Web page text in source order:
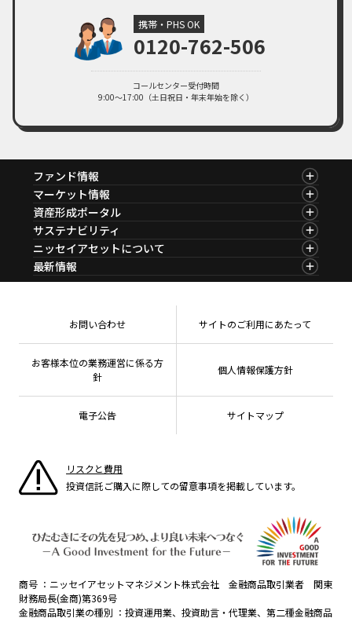
臨時レポート「9月FOMC 約4年半ぶりとなる利下げを決定」
臨時レポート「米国の景気減速懸念から金融市場は不安定な展開に」
2024年08月06日
携帯・PHS OK
0120-762-506
コールセンター受付時間
9:00～17:00（土日祝日・年末年始を除く）
ファンド情報
ファンド情報TOP
基準価額一覧
ファンド検索
ファンド比較
決算カレンダー
海外休日カレンダー
投資信託新商品のご案内
ちょこっと3分！ファンドシアター
有価証券届出書の効力の発生の有無について
こだわりのインデックスファンド 購入・換金手数料
なしシリーズ
確定拠出年金について
マーケット情報
マーケット情報TOP
マーケット指数
マーケットレポート
コラム
ファンドレポート
資産形成ポータル
資産形成ポータルTOP
資産形成サービス
Nダイレクト
資産形成サポート
NAMシティ
お問い合わせ
よくあるご質問
サステナビリティ
サステナビリティTOP
サステナビリティ経営
サステナブル投資
ニッセイアセットについて
ニッセイアセットについてTOP
会社情報
方針・その他開示情報
公式キャラクターのご紹介
最新情報
マーケットニュース
メディアお問い合わせ サイトのご利用にあたって
お客様本位の業務運営に係る方
針
個人情報保護方針
電子公告 サイトマップ
リスクと費用
投資信託ご購入に際しての留意事項を掲載しています。
商号
ニッセイアセットマネジメント株式会社 金融商品取引業者 関東
財務局長(金商)第369号
金融商品取引業の種別
投資運用業、投資助言・代理業、第二種金融商品